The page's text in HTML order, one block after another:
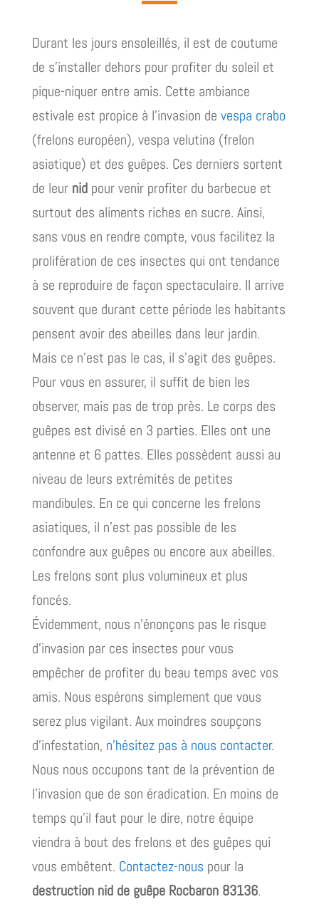
Durant les jours ensoleillés, il est de coutume
de s’installer dehors pour profiter du soleil et
pique-niquer entre amis. Cette ambiance
estivale est propice à l’invasion de vespa crabo
(frelons européen), vespa velutina (frelon
asiatique) et des guêpes. Ces derniers sortent
de leur nidpour venir profiter du barbecue et
surtout des aliments riches en sucre. Ainsi,
sans vous en rendre compte, vous facilitez la
prolifération de ces insectes qui ont tendance
à se reproduire de façon spectaculaire. Il arrive
souvent que durant cette période les habitants
pensent avoir des abeilles dans leur jardin.
Mais ce n’est pas le cas, il s’agit des guêpes.
Pour vous en assurer, il suffit de bien les
observer, mais pas de trop près. Le corps des
guêpes est divisé en 3 parties. Elles ont une
antenne et 6 pattes. Elles possèdent aussi au
niveau de leurs extrémités de petites
mandibules. En ce qui concerne les frelons
asiatiques, il n’est pas possible de les
confondre aux guêpes ou encore aux abeilles.
Les frelons sont plus volumineux et plus
foncés.
Évidemment, nous n’énonçons pas le risque
d’invasion par ces insectes pour vous
empêcher de profiter du beau temps avec vos
amis. Nous espérons simplement que vous
serez plus vigilant. Aux moindres soupçons
d’infestation, n’hésitez pas à nous contacter.
Nous nous occupons tant de la prévention de
l’invasion que de son éradication. En moins de
temps qu’il faut pour le dire, notre équipe
viendra à bout des frelons et des guêpes qui
vous embêtent. Contactez-nous pour la
destruction nid de guêpe Rocbaron 83136.